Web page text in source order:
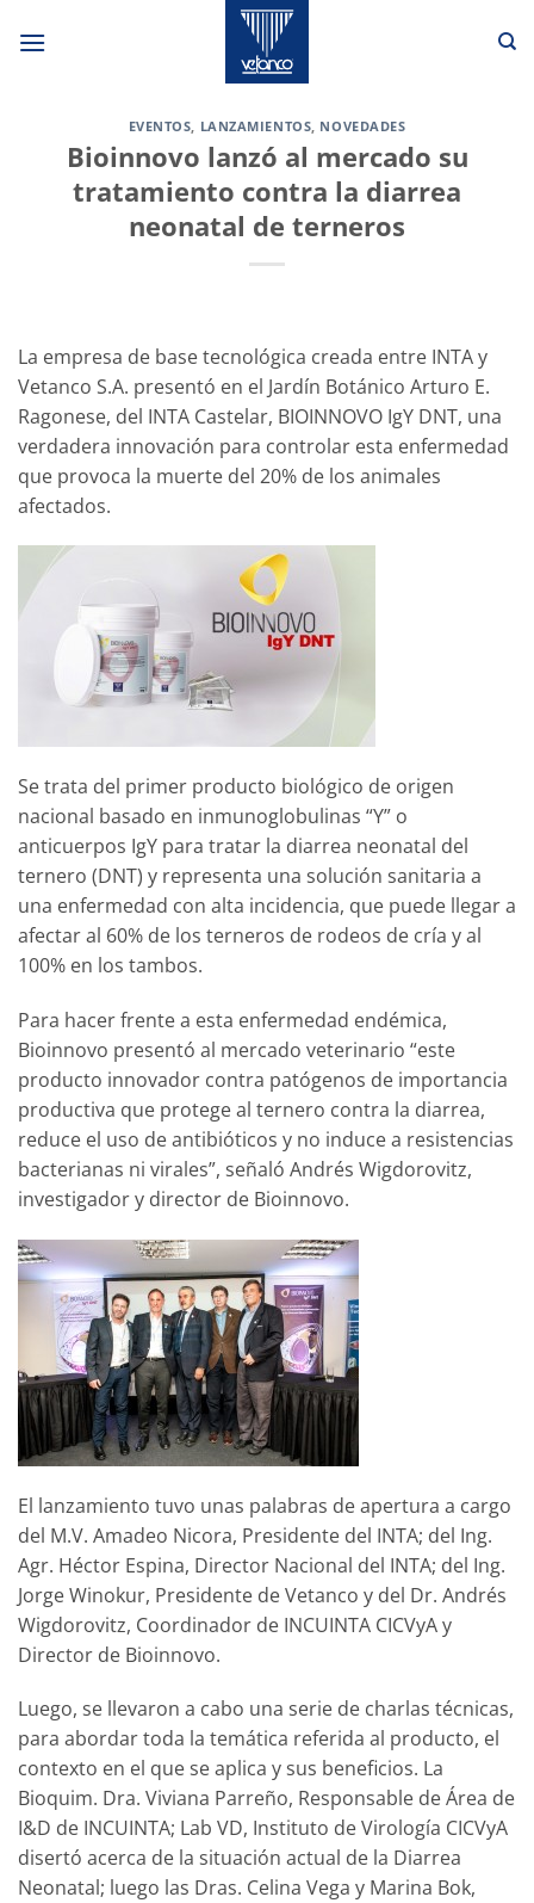
EVENTOS, LANZAMIENTOS, NOVEDADES
Bioinnovo lanzó al mercado su
tratamiento contra la diarrea
neonatal de terneros
La empresa de base tecnológica creada entre INTA y
Vetanco S.A. presentó en el Jardín Botánico Arturo E.
Ragonese, del INTA Castelar, BIOINNOVO IgY DNT, una
verdadera innovación para controlar esta enfermedad
que provoca la muerte del 20% de los animales
afectados.
Se trata del primer producto biológico de origen
nacional basado en inmunoglobulinas “Y” o
anticuerpos IgY para tratar la diarrea neonatal del
ternero (DNT) y representa una solución sanitaria a
una enfermedad con alta incidencia, que puede llegar a
afectar al 60% de los terneros de rodeos de cría y al
100% en los tambos.
Para hacer frente a esta enfermedad endémica,
Bioinnovo presentó al mercado veterinario “este
producto innovador contra patógenos de importancia
productiva que protege al ternero contra la diarrea,
reduce el uso de antibióticos y no induce a resistencias
bacterianas ni virales”, señaló Andrés Wigdorovitz,
investigador y director de Bioinnovo.
El lanzamiento tuvo unas palabras de apertura a cargo
del M.V. Amadeo Nicora, Presidente del INTA; del Ing.
Agr. Héctor Espina, Director Nacional del INTA; del Ing.
Jorge Winokur, Presidente de Vetanco y del Dr. Andrés
Wigdorovitz, Coordinador de INCUINTA CICVyA y
Director de Bioinnovo.
Luego, se llevaron a cabo una serie de charlas técnicas,
para abordar toda la temática referida al producto, el
contexto en el que se aplica y sus beneficios. La
Bioquim. Dra. Viviana Parreño, Responsable de Área de
I&D de INCUINTA; Lab VD, Instituto de Virología CICVyA
disertó acerca de la situación actual de la Diarrea
Neonatal; luego las Dras. Celina Vega y Marina Bok,